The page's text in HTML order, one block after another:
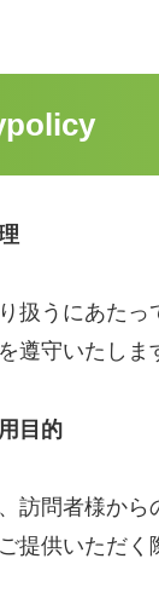
扱うにあた
遵守いたしま
目的
訪問者様か
提供いただく